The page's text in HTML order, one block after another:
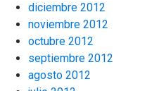
diciembre 2012
noviembre 2012
octubre 2012
septiembre 2012
agosto 2012